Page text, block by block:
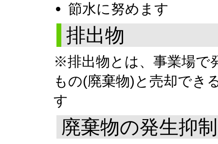
節水に努めます
排出物
※排出物とは、事業場で
もの(廃棄物)と売却でき
す
廃棄物の発生抑制